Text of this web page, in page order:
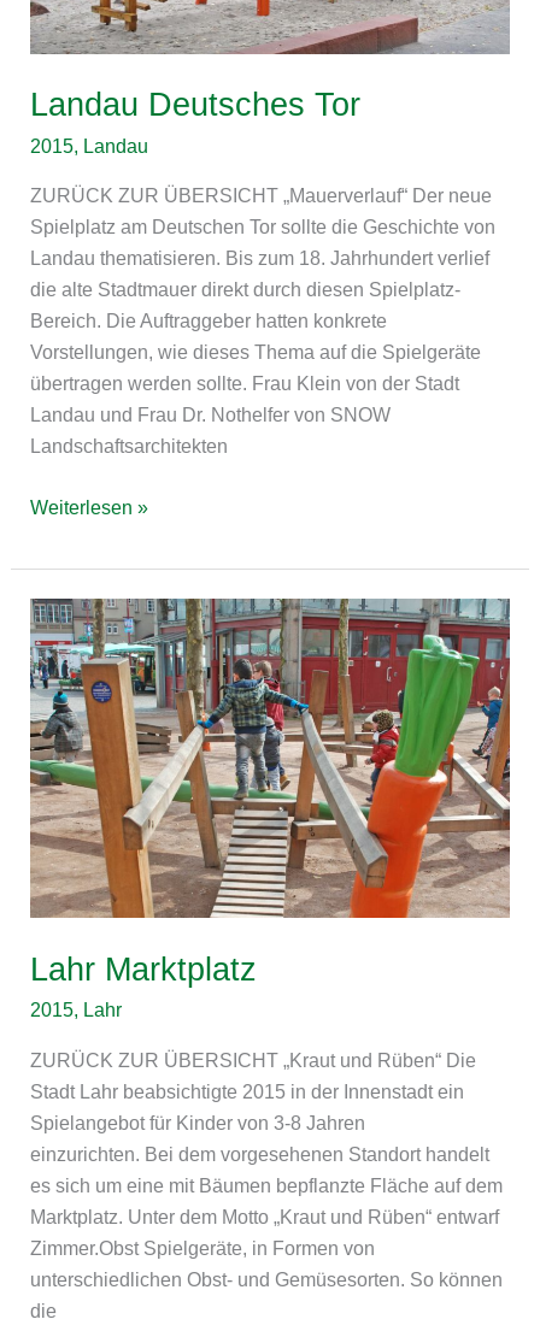
Landau Deutsches Tor
2015, Landau
ZURÜCK ZUR ÜBERSICHT „Mauerverlauf“ Der neue
Spielplatz am Deutschen Tor sollte die Geschichte von
Landau thematisieren. Bis zum 18. Jahrhundert verlief
die alte Stadtmauer direkt durch diesen Spielplatz-
Bereich. Die Auftraggeber hatten konkrete
Vorstellungen, wie dieses Thema auf die Spielgeräte
übertragen werden sollte. Frau Klein von der Stadt
Landau und Frau Dr. Nothelfer von SNOW
Landschaftsarchitekten
Weiterlesen »
Lahr Marktplatz
2015, Lahr
ZURÜCK ZUR ÜBERSICHT „Kraut und Rüben“ Die
Stadt Lahr beabsichtigte 2015 in der Innenstadt ein
Spielangebot für Kinder von 3-8 Jahren
einzurichten. Bei dem vorgesehenen Standort handelt
es sich um eine mit Bäumen bepflanzte Fläche auf dem
Marktplatz. Unter dem Motto „Kraut und Rüben“ entwarf
Zimmer.Obst Spielgeräte, in Formen von
unterschiedlichen Obst- und Gemüsesorten. So können
die
Lahr
Marktplatz